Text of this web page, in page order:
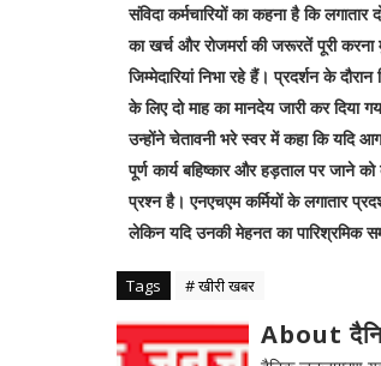
संविदा कर्मचारियों का कहना है कि
का खर्च और रोजमर्रा की जरूरतें पूरी
जिम्मेदारियां निभा रहे हैं। प्रदर्शन के
के लिए दो माह का मानदेय जारी कर दिया
उन्होंने चेतावनी भरे स्वर में कहा कि यदि
पूर्ण कार्य बहिष्कार और हड़ताल पर जाने
प्रश्न है। एनएचएम कर्मियों के लगातार
लेकिन यदि उनकी मेहनत का पारिश्रमिक
Tags # खीरी खबर
About